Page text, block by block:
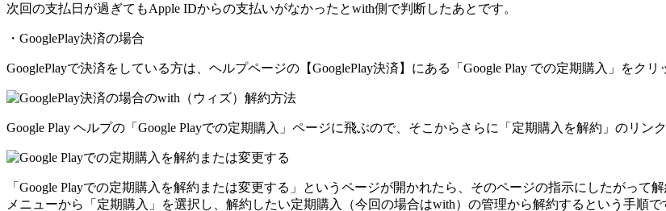
次回の支払日が過ぎてもApple IDからの支払いがなかったとwith側で判断したあとです。
・GooglePlay決済の場合
GooglePlayで決済をしている方は、ヘルプページの【GooglePlay決済】にある「Google Play での定期購入」をクリ
Google Play ヘルプの「Google Playでの定期購入」ページに飛ぶので、そこからさらに「定期購入を解約」のリン
「Google Playでの定期購入を解約または変更する」というページが開かれたら、そのページの指示にしたがって
メニューから「定期購入」を選択し、解約したい定期購入（今回の場合はwith）の管理から解約するという手順で